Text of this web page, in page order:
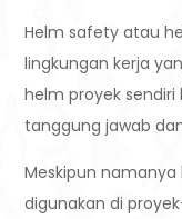
Helm safety atau
lingkungan kerja
helm proyek
tanggung jawab
Meskipun
digunakan di